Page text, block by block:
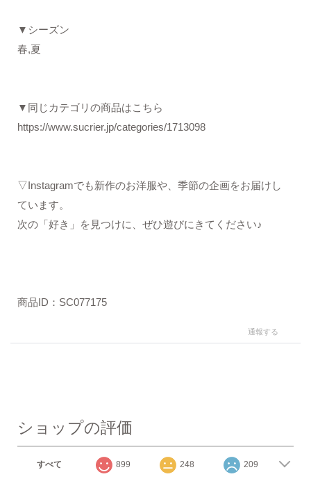
▼シーズン
春,夏
▼同じカテゴリの商品はこちら
https://www.sucrier.jp/categories/1713098
▽Instagramでも新作のお洋服や、季節の企画をお届けし
ています。
次の「好き」を見つけに、ぜひ遊びにきてください♪
商品ID：SC077175
通報する
ショップの評価
すべて 899 248 209